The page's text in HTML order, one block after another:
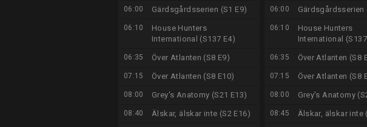
06:00 Gärdsgårdsserien (S1 E9)
06:10
House Hunters
International (S137 E4)
06:35 Över Atlanten (S8 E9)
07:15 Över Atlanten (S8 E10)
08:00 Grey's Anatomy (S21 E13)
08:40 Älskar, älskar inte (S2 E16)
06:00 Gärdsgårdsserien
06:10
House Hunters
International
06:35 Över Atlanten (S8
07:15 Över Atlanten (S8
08:00 Grey's Anatomy
08:45 Älskar, älskar inte